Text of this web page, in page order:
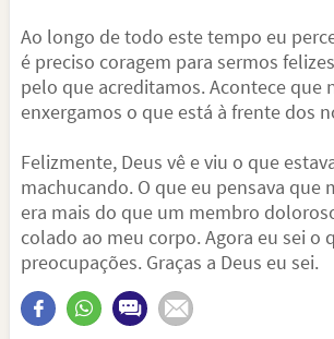
Ao longo de todo este tempo eu
é preciso coragem para sermos
pelo que acreditamos. Acontece que
enxergamos o que está à frente dos
Felizmente, Deus vê e viu o que
machucando. O que eu pensava que
era mais do que um membro
colado ao meu corpo. Agora eu sei o
preocupações. Graças a Deus eu sei.